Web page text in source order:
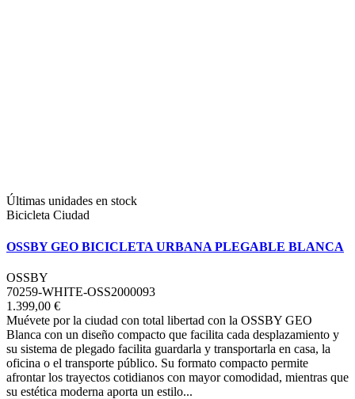
Últimas unidades en stock
Bicicleta Ciudad
OSSBY GEO BICICLETA URBANA PLEGABLE BLANCA
OSSBY
70259-WHITE-OSS2000093
1.399,00 €
Muévete por la ciudad con total libertad con la OSSBY GEO
Blanca con un diseño compacto que facilita cada desplazamiento y
su sistema de plegado facilita guardarla y transportarla en casa, la
oficina o el transporte público. Su formato compacto permite
afrontar los trayectos cotidianos con mayor comodidad, mientras que
su estética moderna aporta un estilo...